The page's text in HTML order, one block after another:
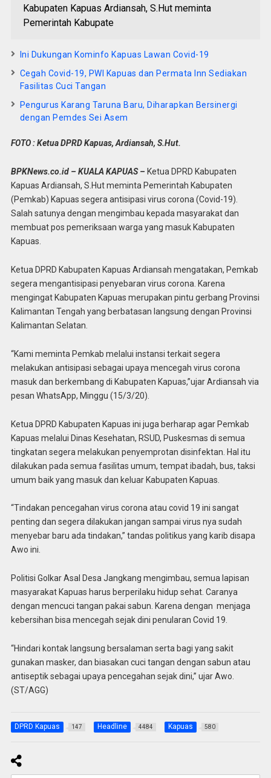
Kabupaten Kapuas Ardiansah, S.Hut meminta
Pemerintah Kabupate
Ini Dukungan Kominfo Kapuas Lawan Covid-19
Cegah Covid-19, PWI Kapuas dan Permata Inn Sediakan
Fasilitas Cuci Tangan
Pengurus Karang Taruna Baru, Diharapkan Bersinergi
dengan Pemdes Sei Asem
FOTO : Ketua DPRD Kapuas, Ardiansah, S.Hut.
BPKNews.co.id – KUALA KAPUAS – Ketua DPRD Kabupaten
Kapuas Ardiansah, S.Hut meminta Pemerintah Kabupaten
(Pemkab) Kapuas segera antisipasi virus corona (Covid-19).
Salah satunya dengan mengimbau kepada masyarakat dan
membuat pos pemeriksaan warga yang masuk Kabupaten
Kapuas.
Ketua DPRD Kabupaten Kapuas Ardiansah mengatakan, Pemkab
segera mengantisipasi penyebaran virus corona. Karena
mengingat Kabupaten Kapuas merupakan pintu gerbang Provinsi
Kalimantan Tengah yang berbatasan langsung dengan Provinsi
Kalimantan Selatan.
“Kami meminta Pemkab melalui instansi terkait segera
melakukan antisipasi sebagai upaya mencegah virus corona
masuk dan berkembang di Kabupaten Kapuas,”ujar Ardiansah via
pesan WhatsApp, Minggu (15/3/20).
Ketua DPRD Kabupaten Kapuas ini juga berharap agar Pemkab
Kapuas melalui Dinas Kesehatan, RSUD, Puskesmas di semua
tingkatan segera melakukan penyemprotan disinfektan. Hal itu
dilakukan pada semua fasilitas umum, tempat ibadah, bus, taksi
umum baik yang masuk dan keluar Kabupaten Kapuas.
“Tindakan pencegahan virus corona atau covid 19 ini sangat
penting dan segera dilakukan jangan sampai virus nya sudah
menyebar baru ada tindakan,” tandas politikus yang karib disapa
Awo ini.
Politisi Golkar Asal Desa Jangkang mengimbau, semua lapisan
masyarakat Kapuas harus berperilaku hidup sehat. Caranya
dengan mencuci tangan pakai sabun. Karena dengan menjaga
kebersihan bisa mencegah sejak dini penularan Covid 19.
“Hindari kontak langsung bersalaman serta bagi yang sakit
gunakan masker, dan biasakan cuci tangan dengan sabun atau
antiseptik sebagai upaya pencegahan sejak dini,” ujar Awo.
(ST/AGG)
DPRD Kapuas 147 Headline 4484 Kapuas 580